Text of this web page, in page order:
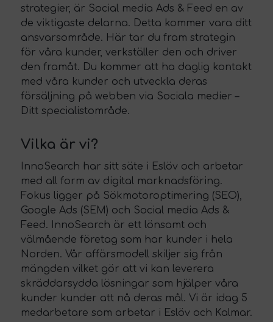
strategier, är Social media Ads & Feed en av
de viktigaste delarna. Detta kommer vara ditt
ansvarsområde. Här tar du fram strategin
för våra kunder, verkställer den och driver
den framåt. Du kommer att ha daglig kontakt
med våra kunder och utveckla deras
försäljning på webben via Sociala medier –
Ditt specialistområde.
Vilka är vi?
InnoSearch har sitt säte i Eslöv och arbetar
med all form av digital marknadsföring.
Fokus ligger på Sökmotoroptimering (SEO),
Google Ads (SEM) och Social media Ads &
Feed. InnoSearch är ett lönsamt och
välmående företag som har kunder i hela
Norden. Vår affärsmodell skiljer sig från
mängden vilket gör att vi kan leverera
skräddarsydda lösningar som hjälper våra
kunder kunder att nå deras mål. Vi är idag 5
medarbetare som arbetar i Eslöv och Kalmar.